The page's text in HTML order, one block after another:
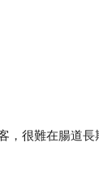
，很難在腸道